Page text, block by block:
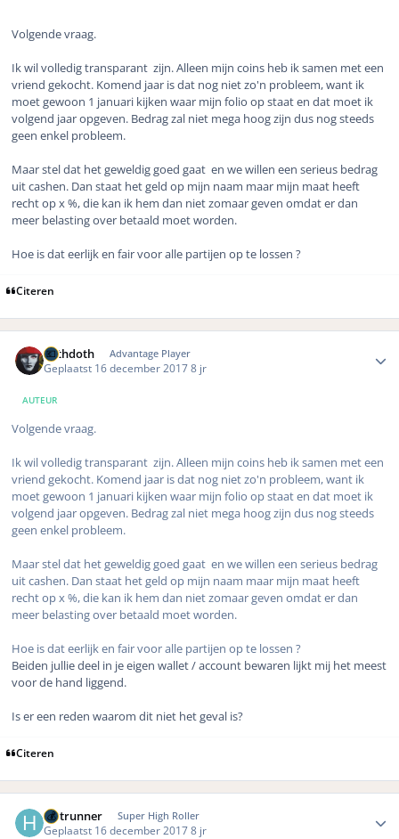
Volgende vraag.
Ik wil volledig transparant zijn. Alleen mijn coins heb ik samen met een
vriend gekocht. Komend jaar is dat nog niet zo'n probleem, want ik
moet gewoon 1 januari kijken waar mijn folio op staat en dat moet ik
volgend jaar opgeven. Bedrag zal niet mega hoog zijn dus nog steeds
geen enkel probleem.
Maar stel dat het geweldig goed gaat en we willen een serieus bedrag
uit cashen. Dan staat het geld op mijn naam maar mijn maat heeft
recht op x %, die kan ik hem dan niet zomaar geven omdat er dan
meer belasting over betaald moet worden.
Hoe is dat eerlijk en fair voor alle partijen op te lossen ?
Citeren
bethdoth Advantage Player
Geplaatst 16 december 20178 jr
AUTEUR
Volgende vraag.
Ik wil volledig transparant zijn. Alleen mijn coins heb ik samen met een
vriend gekocht. Komend jaar is dat nog niet zo'n probleem, want ik
moet gewoon 1 januari kijken waar mijn folio op staat en dat moet ik
volgend jaar opgeven. Bedrag zal niet mega hoog zijn dus nog steeds
geen enkel probleem.
Maar stel dat het geweldig goed gaat en we willen een serieus bedrag
uit cashen. Dan staat het geld op mijn naam maar mijn maat heeft
recht op x %, die kan ik hem dan niet zomaar geven omdat er dan
meer belasting over betaald moet worden.
Hoe is dat eerlijk en fair voor alle partijen op te lossen ?
Beiden jullie deel in je eigen wallet / account bewaren lijkt mij het meest
voor de hand liggend.
Is er een reden waarom dit niet het geval is?
Citeren
Hotrunner Super High Roller
Geplaatst 16 december 20178 jr